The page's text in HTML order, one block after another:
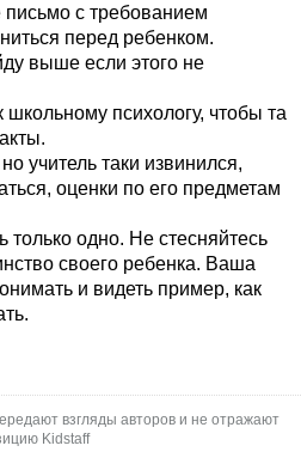
письмо с требованием
перед ребенком.
выше если этого не
школьному психологу, чтобы та
учитель таки извинился,
оценки по его предметам
только одно. Не стесняйтесь
своего ребенка. Ваша
и видеть пример, как
взгляды авторов и не отражают
Kidstaff